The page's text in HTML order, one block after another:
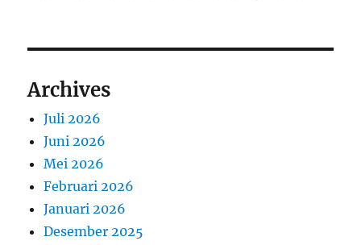
Archives
Juli 2026
Juni 2026
Mei 2026
Februari 2026
Januari 2026
Desember 2025